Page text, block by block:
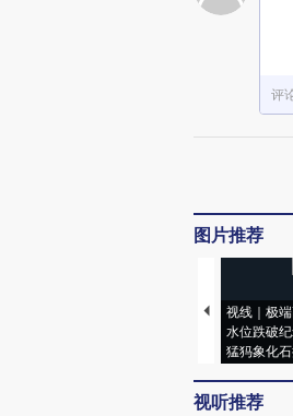
评
图片推荐
视线｜极
水位跌破
猛犸象化
视听推荐